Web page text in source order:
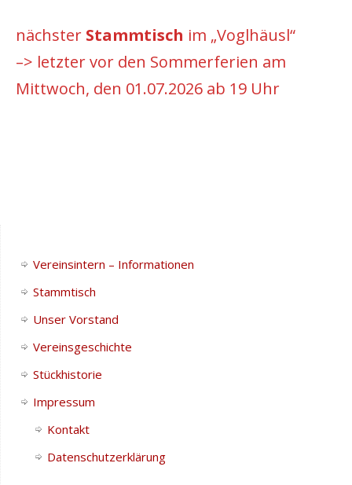
nächster Stammtisch im „Voglhäusl“
–> letzter vor den Sommerferien am
Mittwoch, den 01.07.2026 ab 19 Uhr
Vereinsintern – Informationen
Stammtisch
Unser Vorstand
Vereinsgeschichte
Stückhistorie
Impressum
Kontakt
Datenschutzerklärung